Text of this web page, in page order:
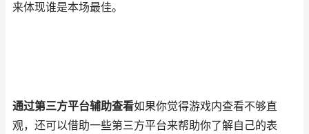
来体现谁是本场最佳。
通过第三方平台辅助查看如果你觉得游戏内查看不够直
观，还可以借助一些第三方平台来帮助你了解自己的表